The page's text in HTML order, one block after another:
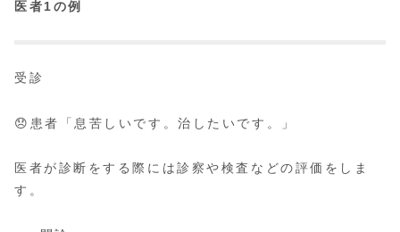
医者1の例
受診
😞患者「息苦しいです。治したいです。」
医者が診断をする際には診察や検査などの評価をしま
す。